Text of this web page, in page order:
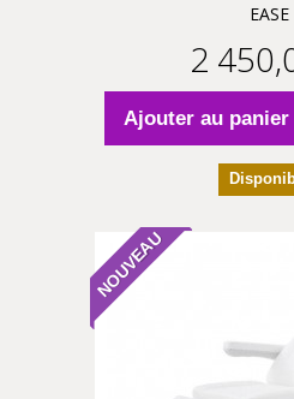
EASE
2
Ajouter au panier
NOUVEAU